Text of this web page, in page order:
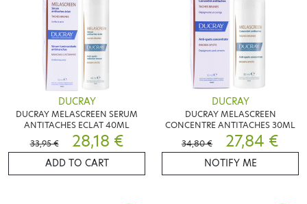
DUCRAY
DUCRAY MELASCREEN SERUM
ANTITACHES ECLAT 40ML
33,95 €
28,18 €
ADD TO CART
DUCRAY
DUCRAY MELASCREEN
CONCENTRE ANTITACHES 30ML
34,80 €
27,84 €
NOTIFY ME